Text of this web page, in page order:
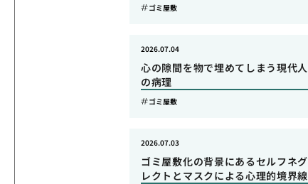
ゴミ屋敷
心の隙間を物で埋めてしまう現代人
の病理
2026.07.04
ゴミ屋敷
ゴミ屋敷化の背景にあるセルフネグ
レクトとマスクによる心理的境界線
2026.07.03